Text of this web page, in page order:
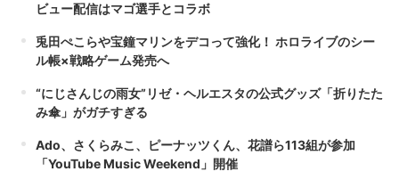
ビュー配信はマゴ選手とコラボ
兎田ぺこらや宝鐘マリンをデコって強化！ ホロライブのシー
ル帳×戦略ゲーム発売へ
“にじさんじの雨女”リゼ・ヘルエスタの公式グッズ「折りたた
み傘」がガチすぎる
Ado、さくらみこ、ピーナッツくん、花譜ら113組が参加
「YouTube Music Weekend」開催